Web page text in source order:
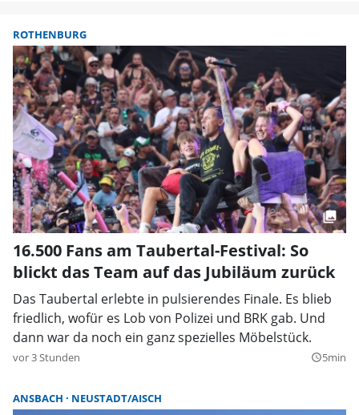
ROTHENBURG
16.500 Fans am Taubertal-Festival: So
blickt das Team auf das Jubiläum zurück
Das Taubertal erlebte in pulsierendes Finale. Es blieb
friedlich, wofür es Lob von Polizei und BRK gab. Und
dann war da noch ein ganz spezielles Möbelstück.
vor 3 Stunden query_builder5min
ANSBACH NEUSTADT/AISCH